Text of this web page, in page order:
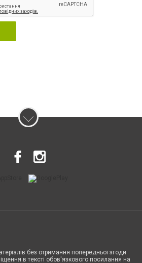
без отримання попередньої згоди
в тексті обов'язкового посилання на